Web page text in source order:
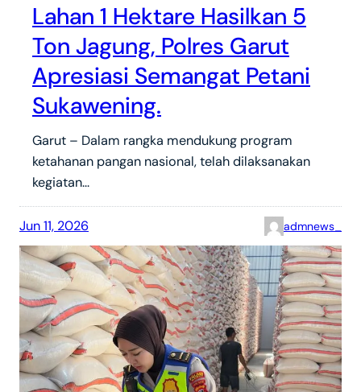
Lahan 1 Hektare Hasilkan 5
Ton Jagung, Polres Garut
Apresiasi Semangat Petani
Sukawening.
Garut – Dalam rangka mendukung program
ketahanan pangan nasional, telah dilaksanakan
kegiatan…
Jun 11, 2026 admnews_